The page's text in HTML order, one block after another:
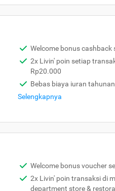
Welcome bonus cashback
2x Livin' poin setiap
Rp20.000
Bebas biaya iuran
Selengkapnya
Welcome bonus voucher
2x Livin' poin transaksi di
department store &